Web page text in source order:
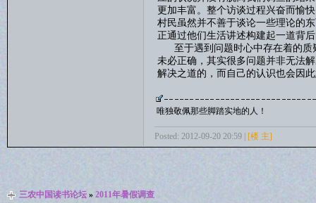
更加丰富。整个访谈过程兴奋而愉
村民虽然并不善于谈论一些理论的
正通过他们生活讲述构建起一道背
至于遇到问题时心中存在着的质
未必正确，其实很多问题并非无法
解决之道的，而自己的认识也会因
唯独敬佩那些脚踏实地的人！
Posted: 2012-09-20 20:59 | [楼 主]
三农中国读书论坛» 2011年暑假调查